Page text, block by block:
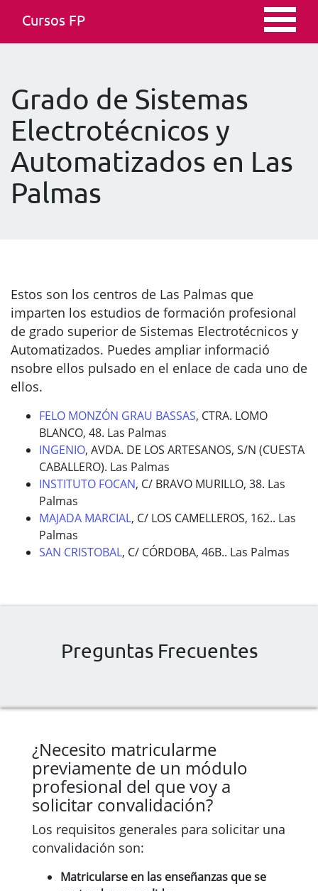
Cursos FP
Grado de Sistemas
Electrotécnicos y
Automatizados en Las
Palmas
Estos son los centros de Las Palmas que
imparten los estudios de formación profesional
de grado superior de Sistemas Electrotécnicos y
Automatizados. Puedes ampliar informació
nsobre ellos pulsado en el enlace de cada uno de
ellos.
FELO MONZÓN GRAU BASSAS, CTRA. LOMO
BLANCO, 48. Las Palmas
INGENIO, AVDA. DE LOS ARTESANOS, S/N (CUESTA
CABALLERO). Las Palmas
INSTITUTO FOCAN, C/ BRAVO MURILLO, 38. Las
Palmas
MAJADA MARCIAL, C/ LOS CAMELLEROS, 162.. Las
Palmas
SAN CRISTOBAL, C/ CÓRDOBA, 46B.. Las Palmas
Preguntas Frecuentes
¿Necesito matricularme
previamente de un módulo
profesional del que voy a
solicitar convalidación?
Los requisitos generales para solicitar una
convalidación son:
Matricularse en las enseñanzas que se